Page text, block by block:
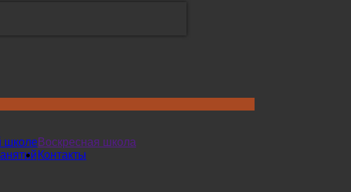
Воскресная школа
школе
Контакты